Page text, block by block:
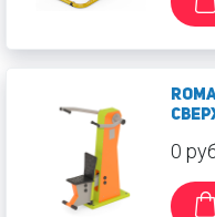
0